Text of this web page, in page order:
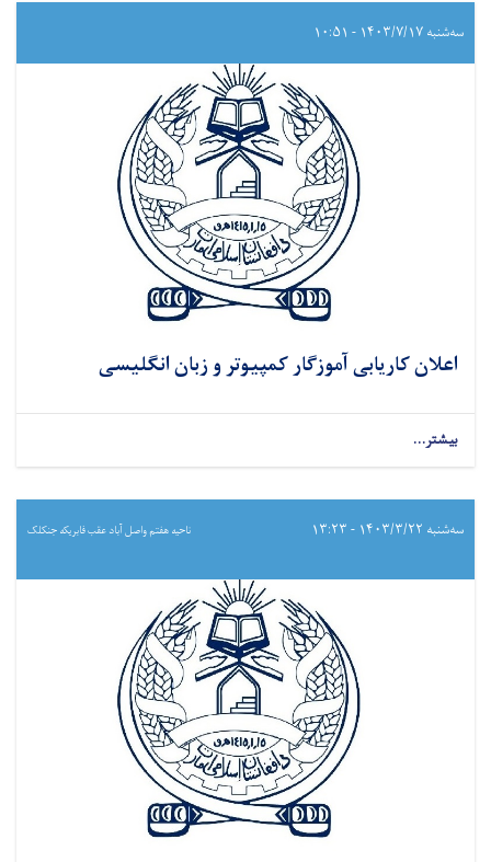
سه‌شنبه ۱۴۰۳/۷/۱۷ - ۱۰:۵۱
اعلان کاریابی آموزگار کمپیوتر و زبان انگلیسی
بیشتر...
سه‌شنبه ۱۴۰۳/۳/۲۲ - ۱۳:۲۳ ناحیه هفتم واصل آباد عقب فابریکه جنکلک